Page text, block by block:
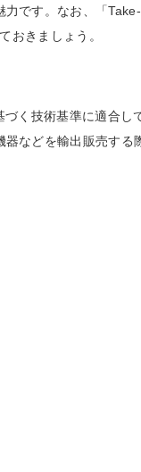
力です。なお、「Take-
おきましょう。
く技術基準に適合し
などを輸出販売する